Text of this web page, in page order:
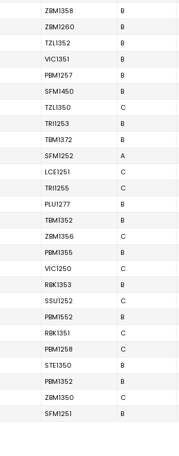
ZBM1358 B
ZBM1260 B
TZL1352 B
VIC1351 B
PBM1257 B
SFM1450 B
TZL1350 C
TRI1253 B
TBM1372 B
SFM1252 A
LCE1251 C
TRI1255 C
PLU1277 B
TBM1352 B
ZBM1356 C
PBM1355 B
VIC1250 C
RBK1353 B
SSU1252 C
PBM1552 B
RBK1351 C
PBM1258 C
STE1350 B
PBM1352 B
ZBM1350 C
SFM1251 B